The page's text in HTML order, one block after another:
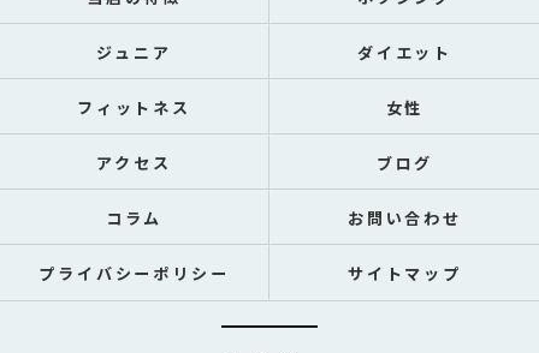
ジュニア ダイエット
フィットネス 女性
アクセス ブログ
コラム お問い合わせ
プライバシーポリシー サイトマップ